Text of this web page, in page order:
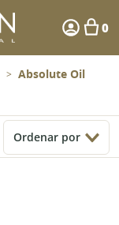
0
> Absolute Oil
Ordenar por